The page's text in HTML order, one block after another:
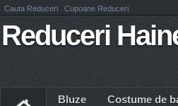
Cauta Reduceri Cupoane Reduceri
Reduceri
Bluze Costume de